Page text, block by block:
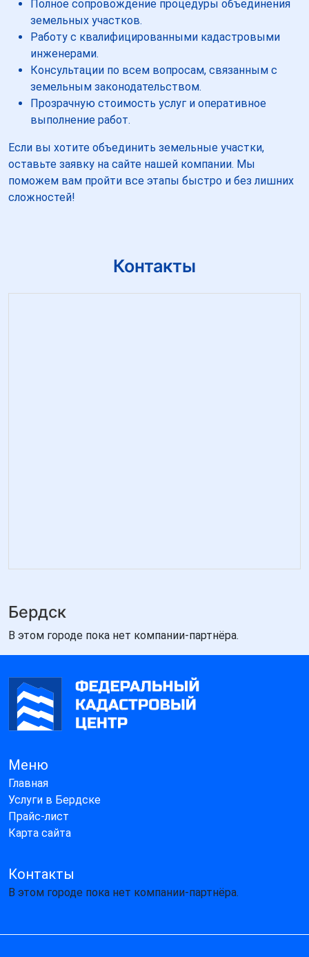
Полное сопровождение процедуры объединения
земельных участков.
Работу с квалифицированными кадастровыми
инженерами.
Консультации по всем вопросам, связанным с
земельным законодательством.
Прозрачную стоимость услуг и оперативное
выполнение работ.
Если вы хотите объединить земельные участки,
оставьте заявку на сайте нашей компании. Мы
поможем вам пройти все этапы быстро и без лишних
сложностей!
Контакты
Бердск
В этом городе пока нет компании-партнёра.
Меню
Главная
Услуги в Бердске
Прайс-лист
Карта сайта
Контакты
В этом городе пока нет компании-партнёра.